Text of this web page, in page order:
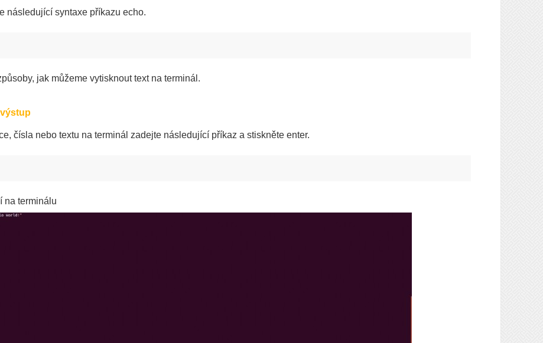
následující syntaxe příkazu echo.
jak můžeme vytisknout text na terminál.
čísla nebo textu na terminál zadejte následující příkaz a stiskněte enter.
na terminálu